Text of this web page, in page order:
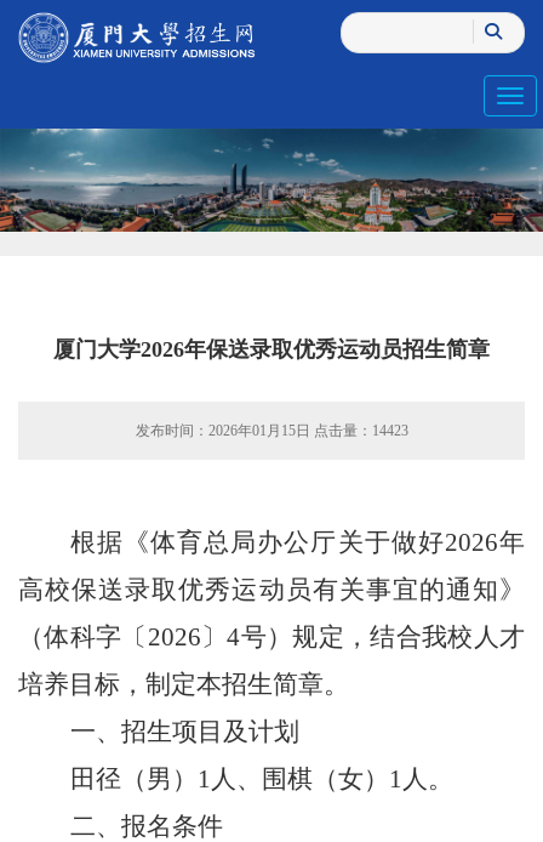
厦门大学2026年保送录取优秀运动员招生简章
发布时间：2026年01月15日 点击量： 14423
根据《体育总局办公厅关于做好2026年
高校保送录取优秀运动员有关事宜的通知》
（体科字〔 2026〕4号）规定，结合我校人才
培养目标，制定本招生简章。
一、招生项目及计划
田径（男）1人、围棋（女）1人。
二、报名条件